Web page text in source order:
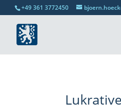
+49 361 3772450